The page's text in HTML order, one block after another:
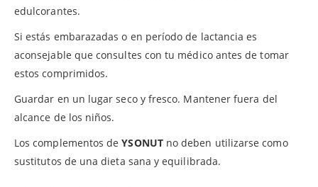
edulcorantes.
Si estás embarazadas o en período de lactancia es
aconsejable que consultes con tu médico antes de tomar
estos comprimidos.
Guardar en un lugar seco y fresco. Mantener fuera del
alcance de los niños.
Los complementos deYSONUTno deben utilizarse como
sustitutos de una dieta sana y equilibrada.